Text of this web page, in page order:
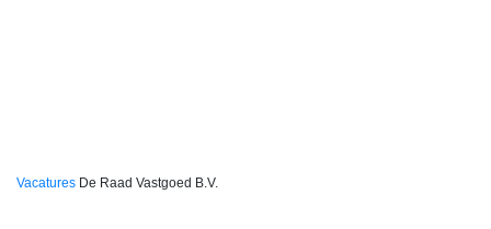
Vacatures De Raad Vastgoed B.V.